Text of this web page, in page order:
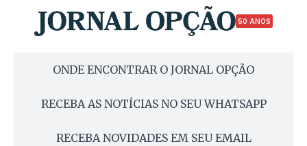
50 ANOS
ONDE ENCONTRAR O JORNAL OPÇÃO
RECEBA AS NOTÍCIAS NO SEU WHATSAPP
RECEBA NOVIDADES EM SEU EMAIL